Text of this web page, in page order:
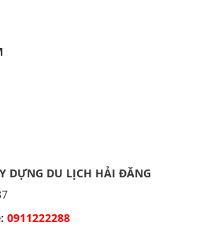
DỰNG DU LỊCH HẢI ĐĂNG
0911222288